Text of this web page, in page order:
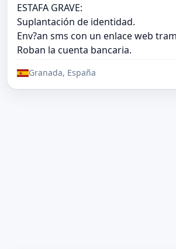
ESTAFA GRAVE:
Suplantación de identidad.
Env?an sms con un enlace web
Roban la cuenta bancaria.
Granada, España